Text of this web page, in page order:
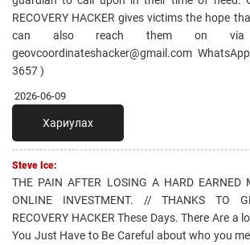
RECOVERY HACKER gives victims the hope
can also reach them on via
geovcoordinateshacker@gmail.com
3657 )
2026-06-09
Хариулах
Steve Ice:
THE PAIN AFTER LOSING A HARD EARNED
ONLINE INVESTMENT. // THANKS TO
RECOVERY HACKER These Days. There Are a
You Just Have to Be Careful about who you